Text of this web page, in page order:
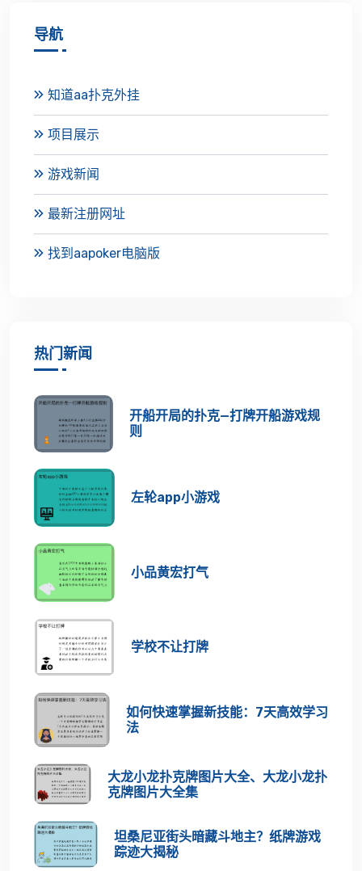
导航
知道aa扑克外挂
项目展示
游戏新闻
最新注册网址
找到aapoker电脑版
热门新闻
开船开局的扑克—打牌开船游戏规
则
左轮app小游戏
小品黄宏打气
学校不让打牌
如何快速掌握新技能：7天高效学习
法
大龙小龙扑克牌图片大全、大龙小龙扑
克牌图片大全集
坦桑尼亚街头暗藏斗地主？纸牌游戏
踪迹大揭秘